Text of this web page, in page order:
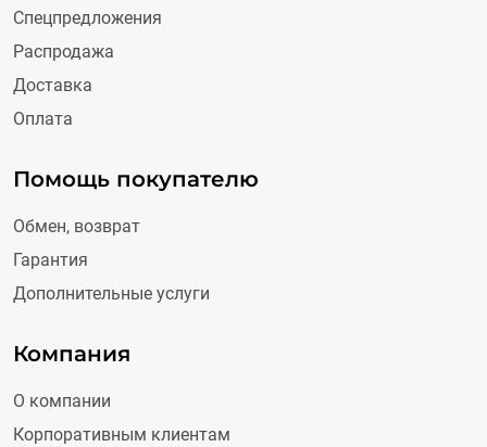
Спецпредложения
Распродажа
Доставка
Оплата
Помощь покупателю
Обмен, возврат
Гарантия
Дополнительные услуги
Компания
О компании
Корпоративным клиентам